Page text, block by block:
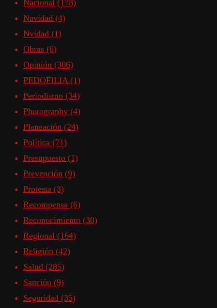
Nacional (178)
Navidad (4)
Nvidad (1)
Obras (6)
Opinión (306)
PEDOFILIA (1)
Periodismo (34)
Photography (4)
Planeación (24)
Política (71)
Presupuesto (1)
Prevención (9)
Protesta (3)
Recompensa (6)
Reconocimiento (30)
Regional (164)
Religión (42)
Salud (285)
Sanción (9)
Seguridad (35)